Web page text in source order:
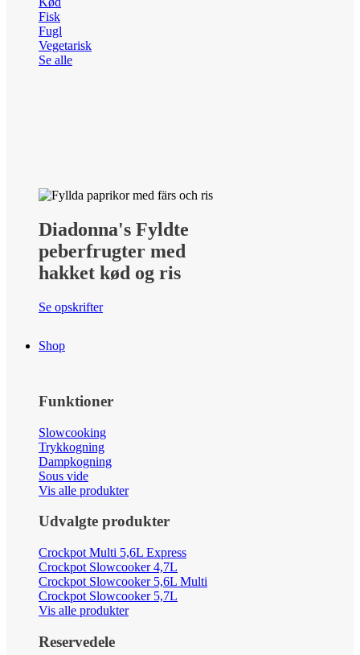
Fisk
Fugl
Vegetarisk
Se alle
Diadonna's Fyldte
peberfrugter med
hakket kød og ris
Se opskrifter
Shop
Funktioner
Slowcooking
Trykkogning
Dampkogning
Sous vide
Vis alle produkter
Udvalgte produkter
Crockpot Multi 5,6L Express
Crockpot Slowcooker 4,7L
Crockpot Slowcooker 5,6L Multi
Crockpot Slowcooker 5,7L
Vis alle produkter
Reservedele